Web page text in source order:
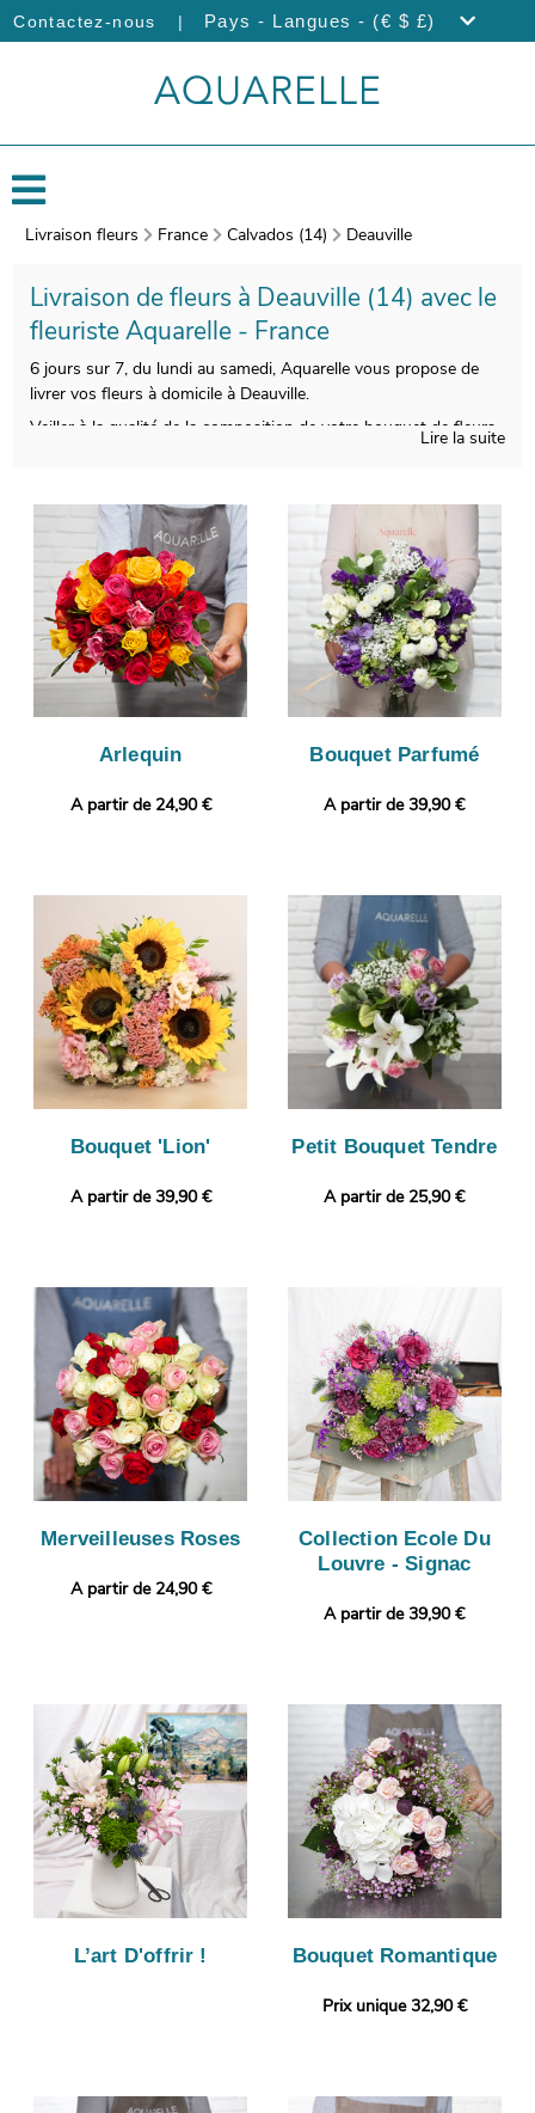
Contactez-nous | Pays - Langues - (€ $ £)
Livraison fleurs France Calvados (14) Deauville
Livraison de fleurs à Deauville (14) avec le
fleuriste Aquarelle - France
6 jours sur 7, du lundi au samedi, Aquarelle vous propose de
livrer vos fleurs à domicile à Deauville.
Veiller à la qualité de la composition de votre bouquet de fleurs
conditionné, avec un contenant particulier qui servira à sa
protection, puis nous prendrons une photo pour vous. Enfin,
l’envoi au destinataire sera réalisé, après vous avoir envoyé la
photo. Notre petit plus ? Vous avez la possibilité de glisser un
message ou une photo, pour un cadeau encore plus
personnalisé.
Lire la suite
Arlequin
A partir de 24,90 €
Bouquet Parfumé
A partir de 39,90 €
Bouquet 'Lion'
A partir de 39,90 €
Petit Bouquet Tendre
A partir de 25,90 €
Merveilleuses Roses
A partir de 24,90 €
Collection Ecole Du
Louvre - Signac
A partir de 39,90 €
L’art D'offrir ! Bouquet Romantique
Prix unique 32,90 €